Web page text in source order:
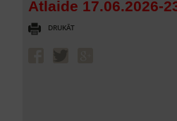
Atlaide 17.06.2026-
DRUKĀT